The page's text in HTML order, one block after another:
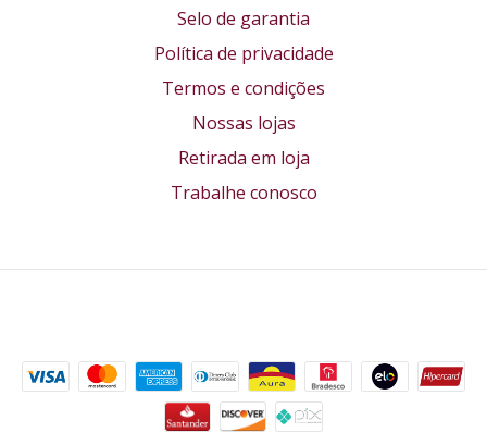
Selo de garantia
Política de privacidade
Termos e condições
Nossas lojas
Retirada em loja
Trabalhe conosco